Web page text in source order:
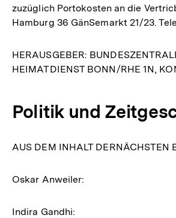
zuzüglich Portokosten an die
Hamburg 36 GänSemarkt 21/23.
HERAUSGEBER:
HEIMATDIENST BONN/RHE 1N,
Politik und
AUS DEM INHALT DERNÄCHSTEN
Oskar Anweiler:
Indira Gandhi: